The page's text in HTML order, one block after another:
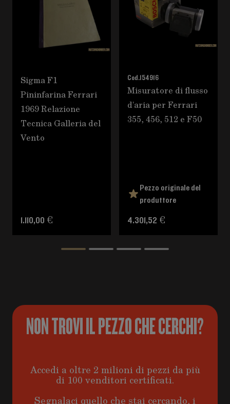
Sigma F1
Pininfarina Ferrari
1969 Relazione
Tecnica Galleria del
Vento
1.110,00 €
Cod.154916
Misuratore di flusso
d'aria per Ferrari
355, 456, 512 e F50
Pezzo originale del
produttore
4.301,52 €
NON TROVI IL PEZZO CHE CERCHI?
Accedi a oltre 2 milioni di pezzi da più
di 100 venditori certificati.
Segnalaci quello che stai cercando, i